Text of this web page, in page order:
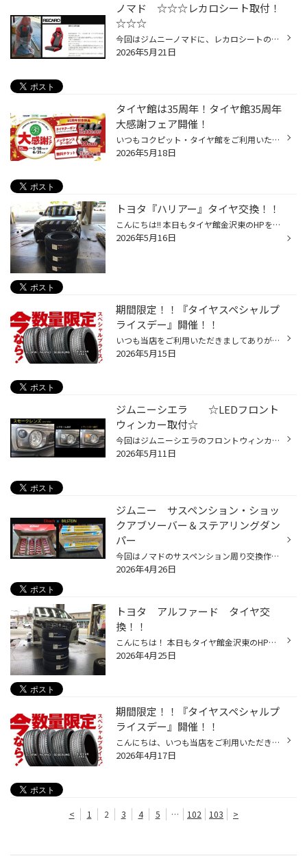
ノマド ☆☆☆レカロシート取付！
☆☆☆
今回はジムニーノマドに、レカロシートの取付作業になります！ 商品はレカロ SRシリーズで座面のサポート部が低く乗降が楽なSR-C UT100を取付致します。 今回はシートヒーター付モデルですが、レカロ製のスイッチは座面下部にあり乗車姿勢では目視が困難ですが、純正のスイッチで操作可能に配線致し...
2026年5月21日
タイヤ館は35周年！タイヤ館35周年
大感謝フェア開催！
いつもコクピット・タイヤ館をご利用いただき、誠にありがとうございます！ 多くのお客様に支えられて、タイヤ館は35周年を迎えることが出来ました。 これからもお客様の安全・安心なカーライフを全力でサポートしてまいりますので、 引き続きタイヤ館をよろしくお願いいたします。 35周年を迎えた...
2026年5月18日
トヨタ『ハリアー』タイヤ交換！！
こんにちは!! 本日もタイヤ館金沢東のHPをご覧頂きありがとうございます。 本日の作業は トヨタ【ハリアー】タイヤ交換!! アレンザLX200をご購入頂きました。 こちらの商品は上質な乗り心地と 高い静寂性を追求したタイヤになります。 地面からの振動をしっかり吸収し、長距離の運転でも疲れにくく...
2026年5月16日
期間限定！！『タイヤスペシャルプ
ライスデー』開催！！
いつも当店をご利用いただきましてありがとうございます。 5/15(金)～5/24(日)まで、コクピット・タイヤ館におきまして、 期間限定！ サイズ限定！！ 数量限定！！！ お得にお買い求めいただける、「タイヤスペシャルプライスデー」がスタートします！ お得なタイヤのご紹介！！ ワゴンR、N-BOX、タ...
2026年5月15日
ジムニーシエラ ☆LEDフロント
ウィンカー取付☆
今回はジムニーシエラのフロントウィンカー＆サイドマーカーをＬＥＤへ換装しました！ 商品はショウワガレージ・LEDフロントウィンカーランプ タイプ２ （スモークレンズ）になります。 同時にサイドマーカーも交換です！ 消灯時は純正とは違って落ち着いた雰囲気に！点灯時は鮮やかになりましたね...
2026年5月11日
ジムニー サスペンション・ショッ
クアブソーバー＆ステアリングダン
パー
今回はノマドのサスペンション周り交換作業になります！ 商品は ”DAMSELハイパーダンパー×コイルセット” 津田レーシングによるオリジナルセッティングのBILSTEINとEIBECHのコラボレーションモデルとなります。 ↓↓慎重にサクサク！？(^-^) と装着していきます。 レッド＆イエローの色合いがチューニ...
2026年4月26日
トヨタ アルファード タイヤ交
換！！
こんにちは！ 本日もタイヤ館金沢東のHPをご覧頂きありがとうございます。 脱着も落ち着いてきまして、タイミングによっては待ち時間なしで 作業可能ですので是非ご利用ください。 ノーマルタイヤの溝が少ない、又は年数が経過している等 不安があるようならタイヤ点検させて頂きます。 オイル交換...
2026年4月25日
期間限定！！『タイヤスペシャルプ
ライスデー』開催！！
こんにちは、いつも当店をご利用いただきましてありがとうございます。 4/17(金)～4/26(日)まで、コクピット・タイヤ館におきまして、 期間限定！ サイズ限定！！ 数量限定！！！ お得にお買い求めいただける、「タイヤスペシャルプライスデー」がスタートします！ お得なタイヤのご紹介！！ ワゴン...
2026年4月17日
< 1 2 3 4 5 … 102 103 >